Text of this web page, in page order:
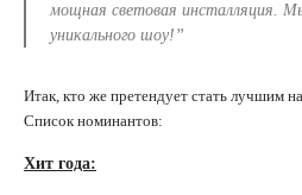
мощная световая инсталляция.
уникального шоу!”
Итак, кто же претендует стать лучшим
Список номинантов:
Хит года: